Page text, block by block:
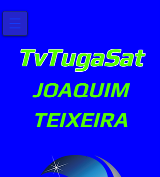
TvTugaSat
JOAQUIM
TEIXEIRA